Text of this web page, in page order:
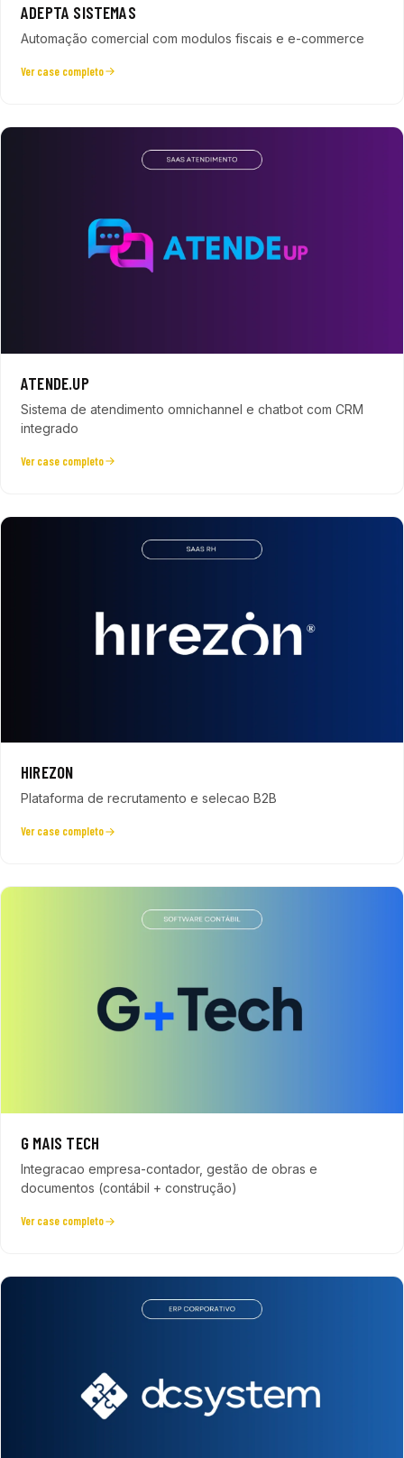
ADEPTA SISTEMAS
Automação comercial com modulos fiscais e e-commerce
Ver case completo
ATENDE.UP
Sistema de atendimento omnichannel e chatbot com CRM
integrado
Ver case completo
HIREZON
Plataforma de recrutamento e selecao B2B
Ver case completo
G MAIS TECH
Integracao empresa-contador, gestão de obras e
documentos (contábil + construção)
Ver case completo